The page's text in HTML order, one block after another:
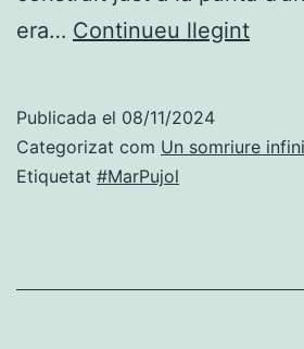
era… Continueu llegintA
del
Mar
Publicada el 08/11/2024
Categorizat com Un somriure
Etiquetat #MarPujol